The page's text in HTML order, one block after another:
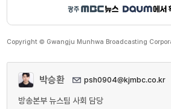
Copyright © Gwangju Munhwa Broadcasting
박승환 psh0904@kjmbc.co.kr
방송본부 뉴스팀 사회 담당